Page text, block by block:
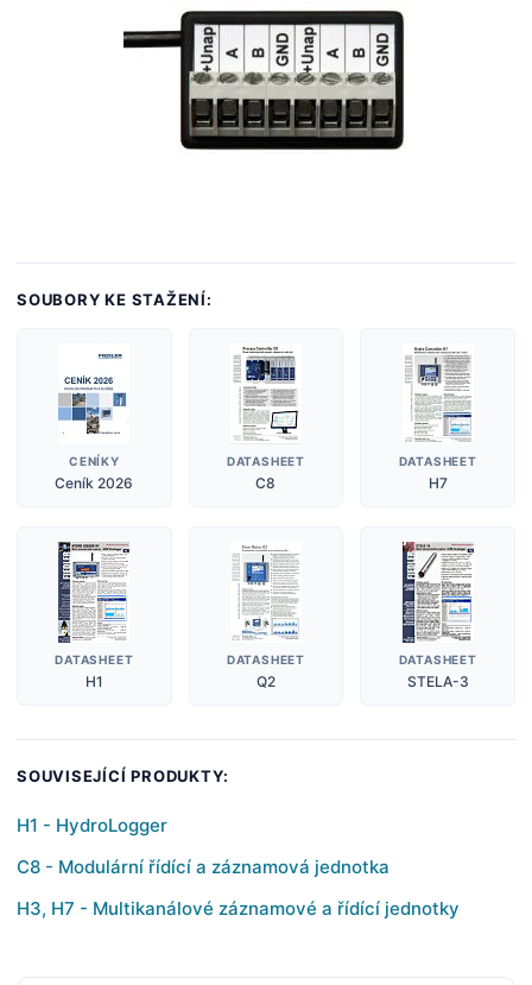
SOUBORY KE STAŽENÍ:
CENÍKY
Ceník 2026
DATASHEET
C8
DATASHEET
H7
DATASHEET
H1
DATASHEET
Q2
DATASHEET
STELA-3
SOUVISEJÍCÍ PRODUKTY:
H1 - HydroLogger
C8 - Modulární řídící a záznamová jednotka
H3, H7 - Multikanálové záznamové a řídící jednotky